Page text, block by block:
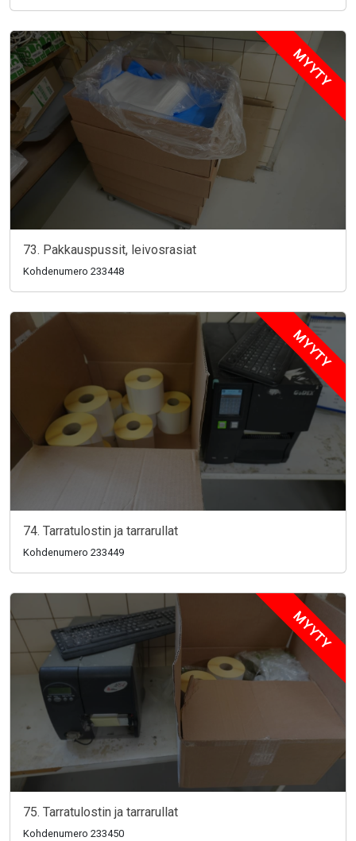
MYYTY
73. Pakkauspussit, leivosrasiat
Kohdenumero 233448
MYYTY
74. Tarratulostin ja tarrarullat
Kohdenumero 233449
MYYTY
75. Tarratulostin ja tarrarullat
Kohdenumero 233450